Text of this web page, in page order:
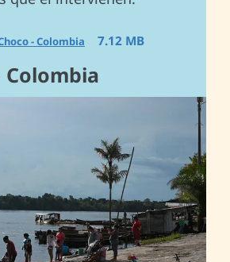
- Colombia 7.12 MB
Colombia